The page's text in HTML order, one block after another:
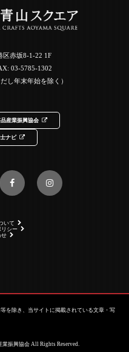
赤坂8-1-22 1F
03-5785-1302
し年末年始を除く）
産業振興協会
ナビ
いて
シー
せ
を除き、当サイトに掲載されている文章・写
振興協会 All Rights Reserved.